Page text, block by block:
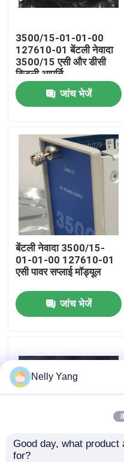
उत्पाद
हमारे बारे में
कारखाने का दौरा
गुणवत्ता नियंत्रण
हमसे संपर्क करें
उद्धरण मांगें
धीरे से नेवादा पार्ट्स
3500/15-01-01-00
127610-01 बेंटली नेवादा
3500/15 एसी और डीसी
बिजली आपूर्ति
जांच भेजें
बेंटली नेवादा 3500/15-
01-01-00 127610-01
एसी पावर सप्लाई मॉड्यूल
जांच भेजें
बेंटली नेवादा 330180-51-
Nelly Yang
Good day, what product
for?